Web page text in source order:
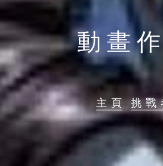
動 畫
主 頁 挑 戰